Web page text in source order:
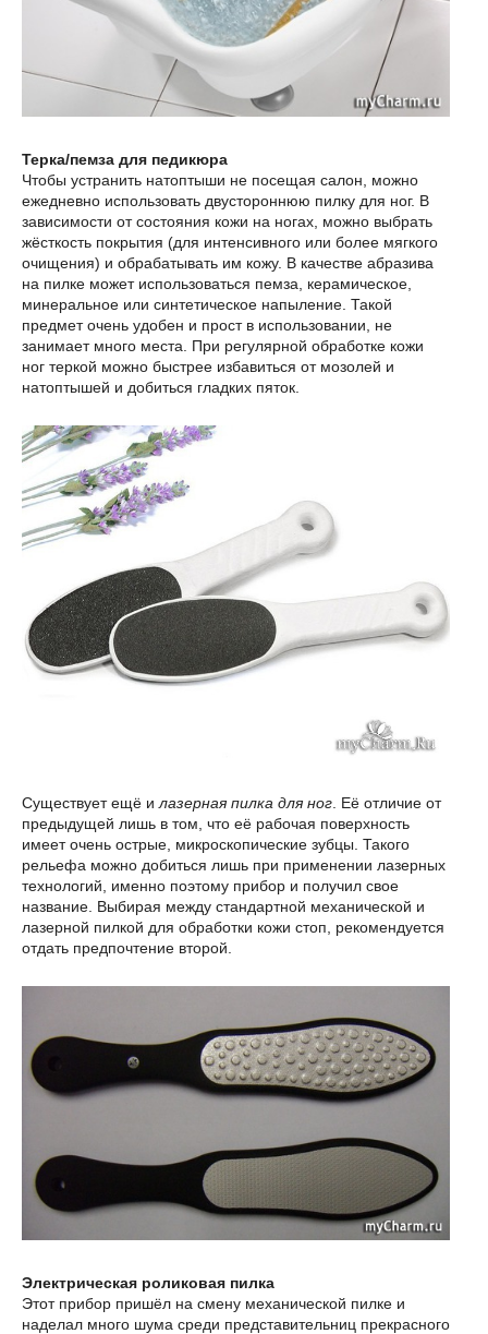
Терка/пемза для педикюра
Чтобы устранить натоптыши не посещая салон, можно
ежедневно использовать двустороннюю пилку для ног. В
зависимости от состояния кожи на ногах, можно выбрать
жёсткость покрытия (для интенсивного или более мягкого
очищения) и обрабатывать им кожу. В качестве абразива
на пилке может использоваться пемза, керамическое,
минеральное или синтетическое напыление. Такой
предмет очень удобен и прост в использовании, не
занимает много места. При регулярной обработке кожи
ног теркой можно быстрее избавиться от мозолей и
натоптышей и добиться гладких пяток.
Существует ещё и лазерная пилка для ног . Её отличие от
предыдущей лишь в том, что её рабочая поверхность
имеет очень острые, микроскопические зубцы. Такого
рельефа можно добиться лишь при применении лазерных
технологий, именно поэтому прибор и получил свое
название. Выбирая между стандартной механической и
лазерной пилкой для обработки кожи стоп, рекомендуется
отдать предпочтение второй.
Электрическая роликовая пилка
Этот прибор пришёл на смену механической пилке и
наделал много шума среди представительниц прекрасного